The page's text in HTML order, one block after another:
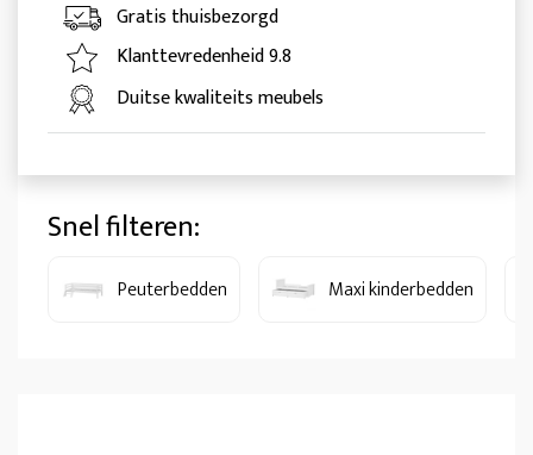
Gratis thuisbezorgd
Klanttevredenheid 9.8
Duitse kwaliteits meubels
Snel filteren:
Peuterbedden Maxi kinderbedden